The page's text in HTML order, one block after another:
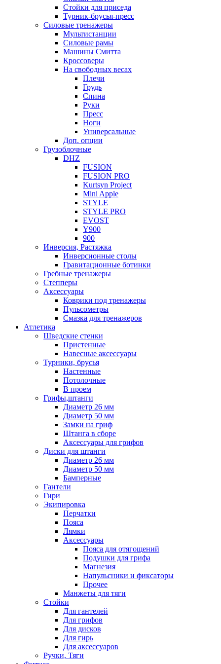
Стойки для приседа
Турник-брусья-пресс
Силовые тренажеры
Мультистанции
Силовые рамы
Машины Смитта
Кроссоверы
На свободных весах
Плечи
Грудь
Спина
Руки
Пресс
Ноги
Универсальные
Доп. опции
Грузоблочные
DHZ
FUSION
FUSION PRO
Kurtsyn Project
Mini Apple
STYLE
STYLE PRO
EVOST
Y900
900
Инверсия, Растяжка
Инверсионные столы
Гравитационные ботинки
Гребные тренажеры
Степперы
Аксессуары
Коврики под тренажеры
Пульсометры
Смазка для тренажеров
Атлетика
Шведские стенки
Пристенные
Навесные аксессуары
Турники, брусья
Настенные
Потолочные
В проем
Грифы,штанги
Диаметр 26 мм
Диаметр 50 мм
Замки на гриф
Штанга в сборе
Аксессуары для грифов
Диски для штанги
Диаметр 26 мм
Диаметр 50 мм
Бамперные
Гантели
Гири
Экипировка
Перчатки
Пояса
Лямки
Аксессуары
Пояса для отягощений
Подушки для грифа
Магнезия
Напульсники и фиксаторы
Прочее
Манжеты для тяги
Стойки
Для гантелей
Для грифов
Для дисков
Для гирь
Для аксессуаров
Ручки, Тяги